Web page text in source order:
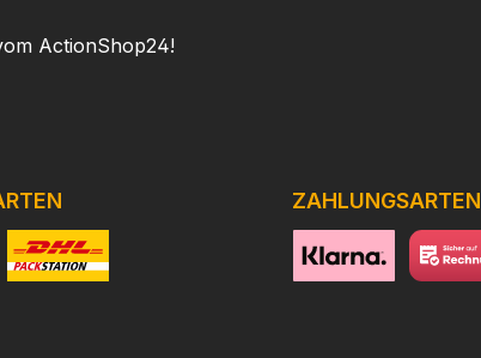
ActionShop24!
ZAHLUNGSARTEN